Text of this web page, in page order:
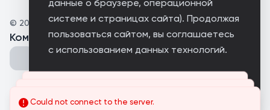
данные о браузере, операционной
системе и страницах сайта). Продолжая
пользоваться сайтом, вы соглашаетесь
с использованием данных технологий.
© 2026 AIJ Arcanum
Комментарии(0 )